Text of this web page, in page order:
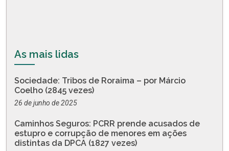
As mais lidas
Sociedade: Tribos de Roraima – por Márcio
Coelho (2845 vezes)
26 de junho de 2025
Caminhos Seguros: PCRR prende acusados de
estupro e corrupção de menores em ações
distintas da DPCA (1827 vezes)